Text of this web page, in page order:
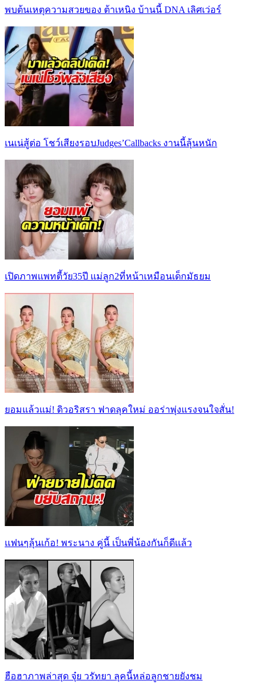
พบต้นเหตุความสวยของ ต้าเหนิง บ้านนี้ DNA เลิศเว่อร์
เนเน่สู้ต่อ โชว์เสียงรอบJudges’Callbacks งานนี้ลุ้นหนัก
เปิดภาพแพทตี้วัย35ปี แม่ลูก2ที่หน้าเหมือนเด็กมัธยม
ยอมแล้วแม่! ดิวอริสรา ฟาดลุคใหม่ ออร่าพุ่งแรงจนใจสั่น!
เเฟนๆลุ้นเก้อ! พระนาง คู่นี้ เป็นพี่น้องกันก็ดีเเล้ว
ฮือฮาภาพล่าสุด จุ๋ย วรัทยา ลุคนี้หล่อลูกชายยังชม